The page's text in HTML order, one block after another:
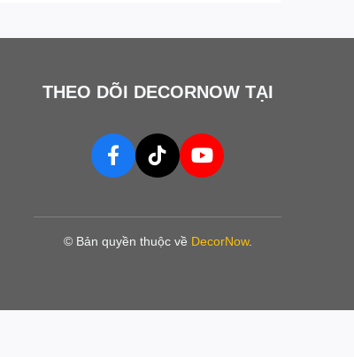
THEO DÕI DECORNOW TẠI
© Bản quyền thuộc về DecorNow.